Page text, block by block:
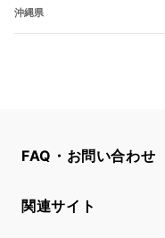
沖縄県
FAQ・お問い合わせ
関連サイト